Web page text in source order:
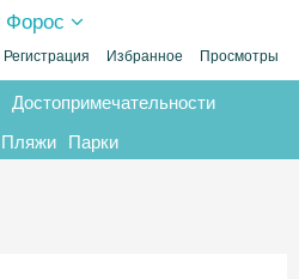
Форос
Регистрация Избранное Просмотры
Достопримечательности
Пляжи Парки